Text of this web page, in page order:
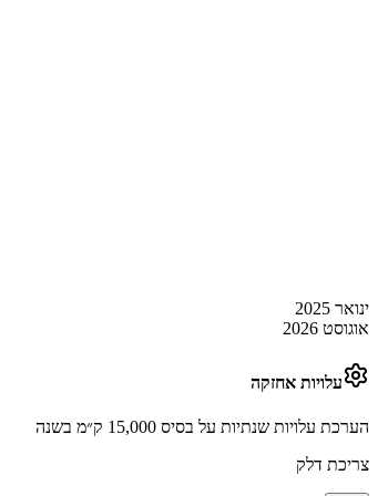
ינואר 2025
אוגוסט 2026
עלויות אחזקה
הערכת עלויות שנתיות על בסיס 15,000 ק״מ בשנה
צריכת דלק